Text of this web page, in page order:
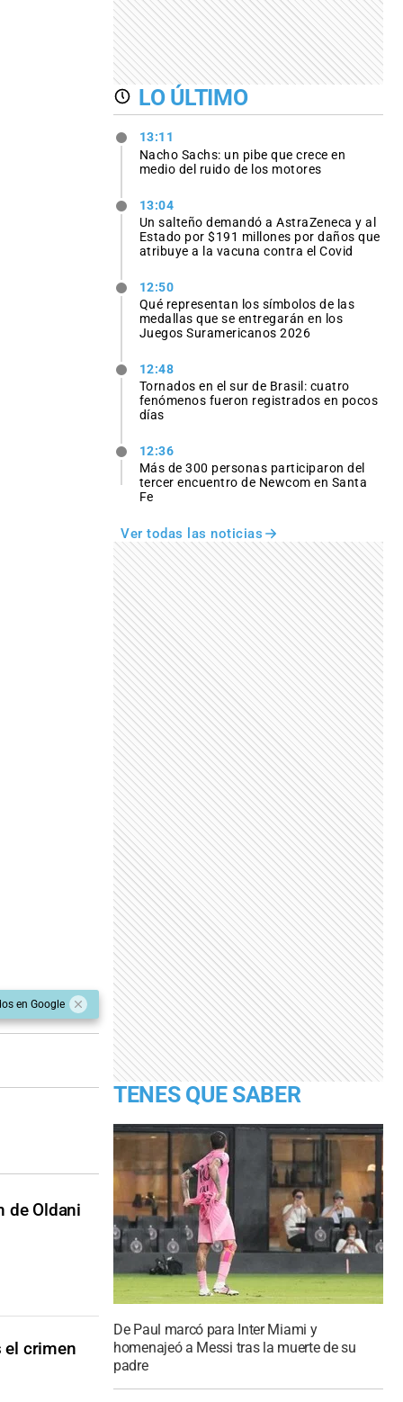
en Google
de Oldani
el crimen
LO ÚLTIMO
13:11
Nacho Sachs: un pibe que crece en
medio del ruido de los motores
13:04
Un salteño demandó a AstraZeneca y al
Estado por $191 millones por daños que
atribuye a la vacuna contra el Covid
12:50
Qué representan los símbolos de las
medallas que se entregarán en los
Juegos Suramericanos 2026
12:48
Tornados en el sur de Brasil: cuatro
fenómenos fueron registrados en pocos
días
12:36
Más de 300 personas participaron del
tercer encuentro de Newcom en Santa
Fe
Ver todas las noticias
TENES QUE SABER
De Paul marcó para Inter Miami y
homenajeó a Messi tras la muerte de su
padre